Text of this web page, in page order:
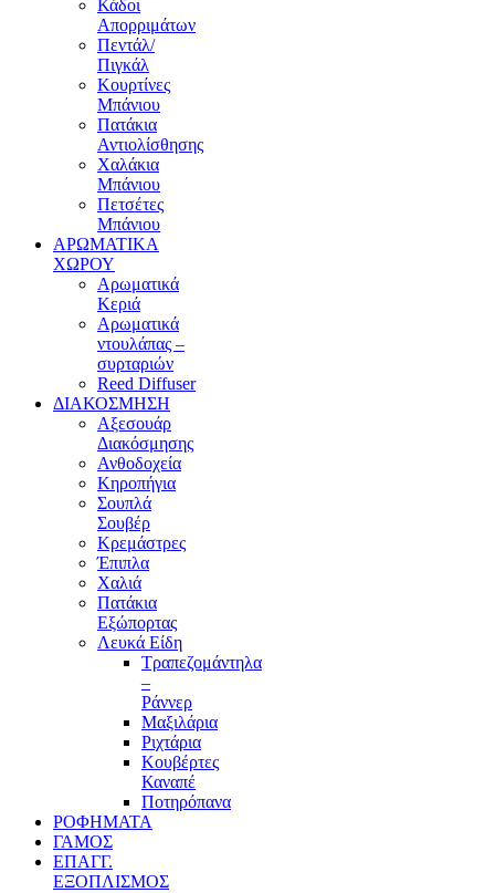
Κάδοι
Απορριμάτων
Πεντάλ/
Πιγκάλ
Κουρτίνες
Μπάνιου
Πατάκια
Αντιολίσθησης
Χαλάκια
Μπάνιου
Πετσέτες
Μπάνιου
ΑΡΩΜΑΤΙΚΑ
ΧΩΡΟΥ
Αρωματικά
Κεριά
Αρωματικά
ντουλάπας –
συρταριών
Reed Diffuser
ΔΙΑΚΟΣΜΗΣΗ
Αξεσουάρ
Διακόσμησης
Ανθοδοχεία
Κηροπήγια
Σουπλά
Σουβέρ
Κρεμάστρες
Έπιπλα
Χαλιά
Πατάκια
Εξώπορτας
Λευκά Είδη
Τραπεζομάντηλα
–
Ράννερ
Μαξιλάρια
Ριχτάρια
Κουβέρτες
Καναπέ
Ποτηρόπανα
ΡΟΦΗΜΑΤΑ
ΓΑΜΟΣ
ΕΠΑΓΓ.
ΕΞΟΠΛΙΣΜΟΣ